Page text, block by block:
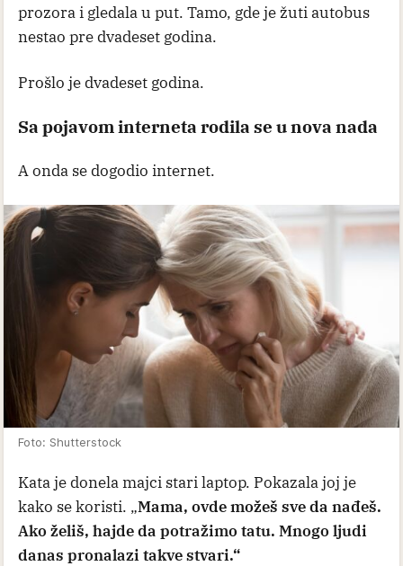
prozora i gledala u put. Tamo, gde je žuti autobus
nestao pre dvadeset godina.
Prošlo je dvadeset godina.
Sa pojavom interneta rodila se u nova nada
A onda se dogodio internet.
Foto: Shutterstock
Kata je donela majci stari laptop. Pokazala joj je
kako se koristi. „Mama, ovde možeš sve da nađeš.
Ako želiš, hajde da potražimo tatu. Mnogo ljudi
danas pronalazi takve stvari.“